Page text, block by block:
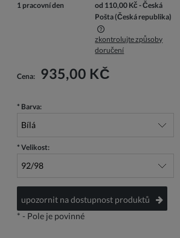
1 pracovní den
od 110,00 Kč - Česká
Pošta(Česká republika)
Cena nezahrnuje případné náklady na platbu
zkontrolujte způsoby
doručení
Cena: 935,00 KČ
* Barva:
* Velikost:
upozornit na dostupnost produktů
* - Pole je povinné